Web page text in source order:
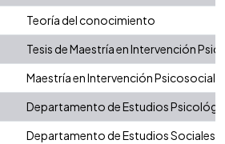
Teoría del conocimiento
Tesis de Maestría en Intervención
Maestría en Intervención Psicosocial
Departamento de Estudios
Departamento de Estudios Sociales